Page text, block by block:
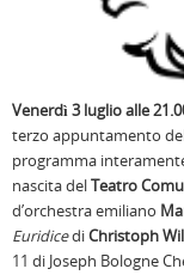
Venerdì 3 luglio alle
terzo appuntamento
programma
nascita delTeatro
d’orchestra emiliano
EuridicediChristoph
11 di Joseph Bologne